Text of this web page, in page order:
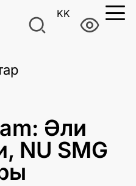
KK
Әли
NU SMG